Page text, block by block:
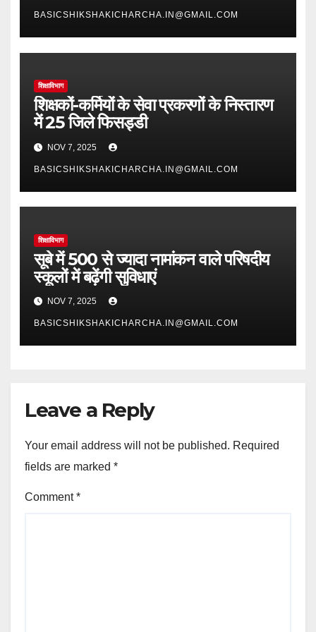
BASICSHIKSHAKICHARCHA.IN@GMAIL.COM
शिक्षाविभाग
शिक्षकों-कर्मियों के सेवा प्रकरणों के निस्तारण
में 25 जिले फिसड्डी
NOV 7, 2025
BASICSHIKSHAKICHARCHA.IN@GMAIL.COM
शिक्षाविभाग
सूबे में 500 से ज्यादा नामांकन वाले परिषदीय
स्कूलों में बढ़ेंगी सुविधाएं
NOV 7, 2025
BASICSHIKSHAKICHARCHA.IN@GMAIL.COM
Leave a Reply
Your email address will not be published. Required
fields are marked *
Comment*